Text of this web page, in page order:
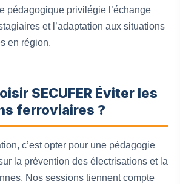
pédagogique privilégie l’échange
et l’adaptation aux situations
en région.
SECUFER Éviter les
ferroviaires ?
c’est opter pour une pédagogie
la prévention des électrisations et la
Nos sessions tiennent compte